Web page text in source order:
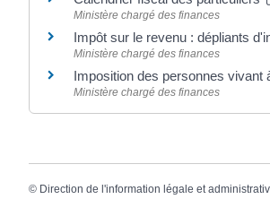
Ministère chargé des finances
Impôt sur le revenu : dépliants
Ministère chargé des finances
Imposition des personnes vivant
Ministère chargé des finances
© Direction de l'information légale et